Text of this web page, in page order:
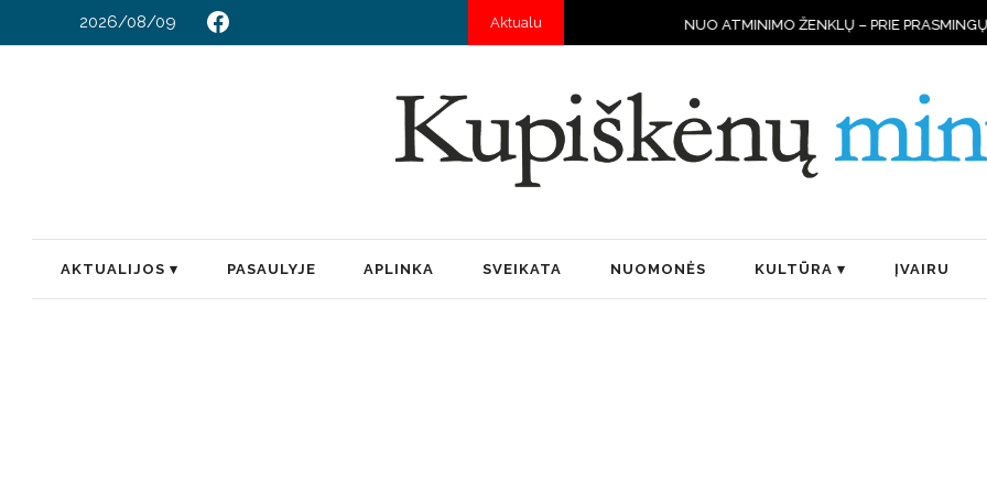
2026/08/09 Aktualu
NUO ATMINIMO ŽENKLŲ – PRIE PRASMINGŲ DARBŲ STRAZDAS,
AKTUALIJOS PASAULYJE APLINKA SVEIKATA NUOMONĖS KULTŪRA ĮVAIRU